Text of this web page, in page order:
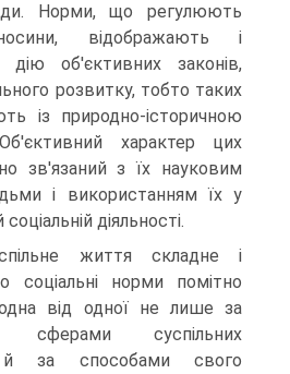
Норми, що регулюють
відображають і
дію об'єктивних законів,
розвитку, тобто таких
із природно-історичною
характер цих
зв'язаний з їх науковим
і використанням їх у
діяльності.
життя складне і
соціальні норми помітно
одна від одної не лише за
сферами суспільних
за способами свого